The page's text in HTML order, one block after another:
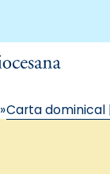
Carta dominical